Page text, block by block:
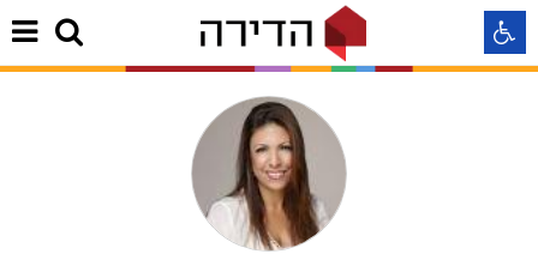
התאמה לקורא מסך
התאמה לעיוורי צבעים